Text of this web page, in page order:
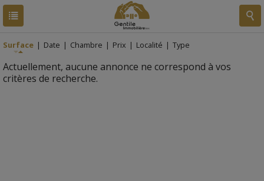
RESULTATS
Surface | Date | Chambre | Prix | Localité | Type
Actuellement, aucune annonce ne correspond à vos
critères de recherche.